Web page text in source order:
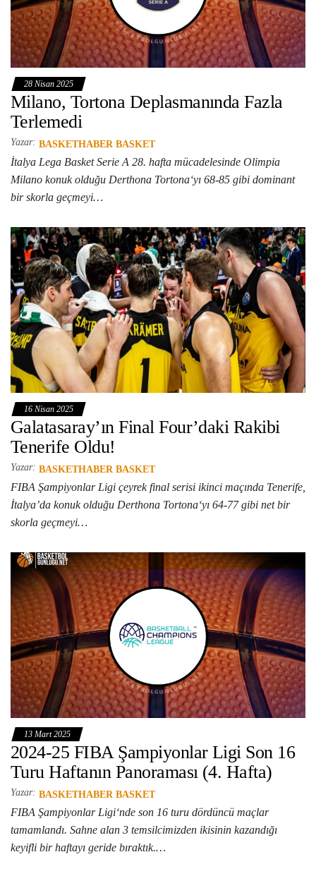
28 Nisan 2025
Milano, Tortona Deplasmanında Fazla
Terlemedi
Yazar: BASKETHABER BASKET
İtalya Lega Basket Serie A 28. hafta mücadelesinde Olimpia
Milano konuk olduğu Derthona Tortona‘yı 68-85 gibi dominant
bir skorla geçmeyi…
16 Nisan 2025
Galatasaray’ın Final Four’daki Rakibi
Tenerife Oldu!
Yazar: BASKETHABER BASKET
FIBA Şampiyonlar Ligi çeyrek final serisi ikinci maçında Tenerife,
İtalya’da konuk olduğu Derthona Tortona‘yı 64-77 gibi net bir
skorla geçmeyi…
13 Mart 2025
2024-25 FIBA Şampiyonlar Ligi Son 16
Turu Haftanın Panoraması (4. Hafta)
Yazar: BASKETHABER BASKET
FIBA Şampiyonlar Ligi‘nde son 16 turu dördüncü maçlar
tamamlandı. Sahne alan 3 temsilcimizden ikisinin kazandığı
keyifli bir haftayı geride bıraktık.…